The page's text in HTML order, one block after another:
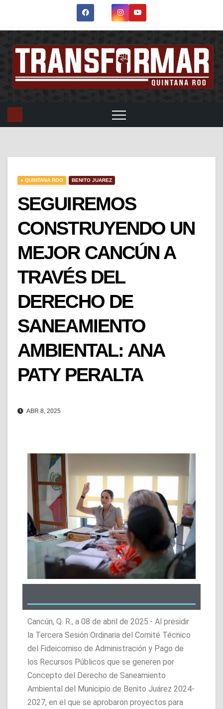
● QUINTANA ROO BENITO JUAREZ
SEGUIREMOS
CONSTRUYENDO UN
MEJOR CANCÚN A
TRAVÉS DEL
DERECHO DE
SANEAMIENTO
AMBIENTAL: ANA
PATY PERALTA
ABR 8, 2025
Cancún, Q. R., a 08 de abril de 2025.- Al presidir
la Tercera Sesión Ordinaria del Comité Técnico
del Fideicomiso de Administración y Pago de
los Recursos Públicos que se generen por
Concepto del Derecho de Saneamiento
Ambiental del Municipio de Benito Juárez 2024-
2027, en el que se aprobaron proyectos para